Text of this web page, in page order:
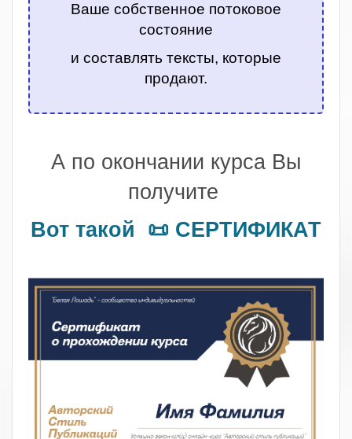
Ваше собственное потоковое
состояние
и составлять тексты, которые
продают.
А по окончании курса Вы
получите
Вот такой 📜 СЕРТИФИКАТ